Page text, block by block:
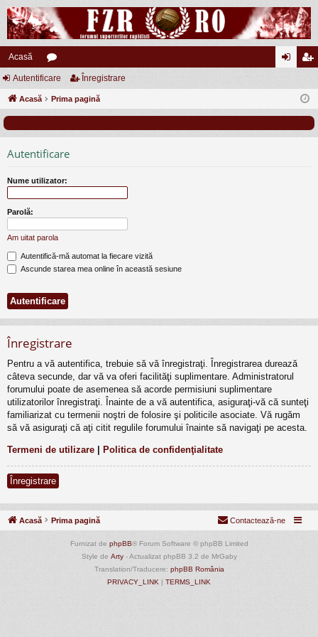
Acasă
or
u eg
Autentificare Înregistrare
Acasă Prima pagină
Autentificare
Nume utilizator:
Parolă:
Am uitat parola
Autentifică-mă automat la fiecare vizită
Ascunde starea mea online în această sesiune
Înregistrare
Pentru a vă autentifica, trebuie să vă înregistraţi. Înregistrarea durează
câteva secunde, dar vă va oferi facilităţi suplimentare. Administratorul
forumului poate de asemenea să acorde permisiuni suplimentare
utilizatorilor înregistraţi. Înainte de a vă autentifica, asiguraţi-vă că sunteţi
familiarizat cu termenii noştri de folosire şi politicile asociate. Vă rugăm
să vă asiguraţi că aţi citit regulile forumului înainte să navigaţi pe acesta.
Termeni de utilizare Politica de confidenţialitate
Înregistrare
Acasă Prima pagină Contactează-ne
Furnizat de phpBB® Forum Software © phpBB Limited
Style de Arty- Actualizat phpBB 3.2 de MrGaby
Translation/Traducere: phpBB România
PRIVACY_LINK | TERMS_LINK